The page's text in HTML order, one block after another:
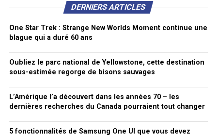
DERNIERS ARTICLES
One Star Trek : Strange New Worlds Moment continue une
blague qui a duré 60 ans
Oubliez le parc national de Yellowstone, cette destination
sous-estimée regorge de bisons sauvages
L’Amérique l’a découvert dans les années 70 – les
dernières recherches du Canada pourraient tout changer
5 fonctionnalités de Samsung One UI que vous devez